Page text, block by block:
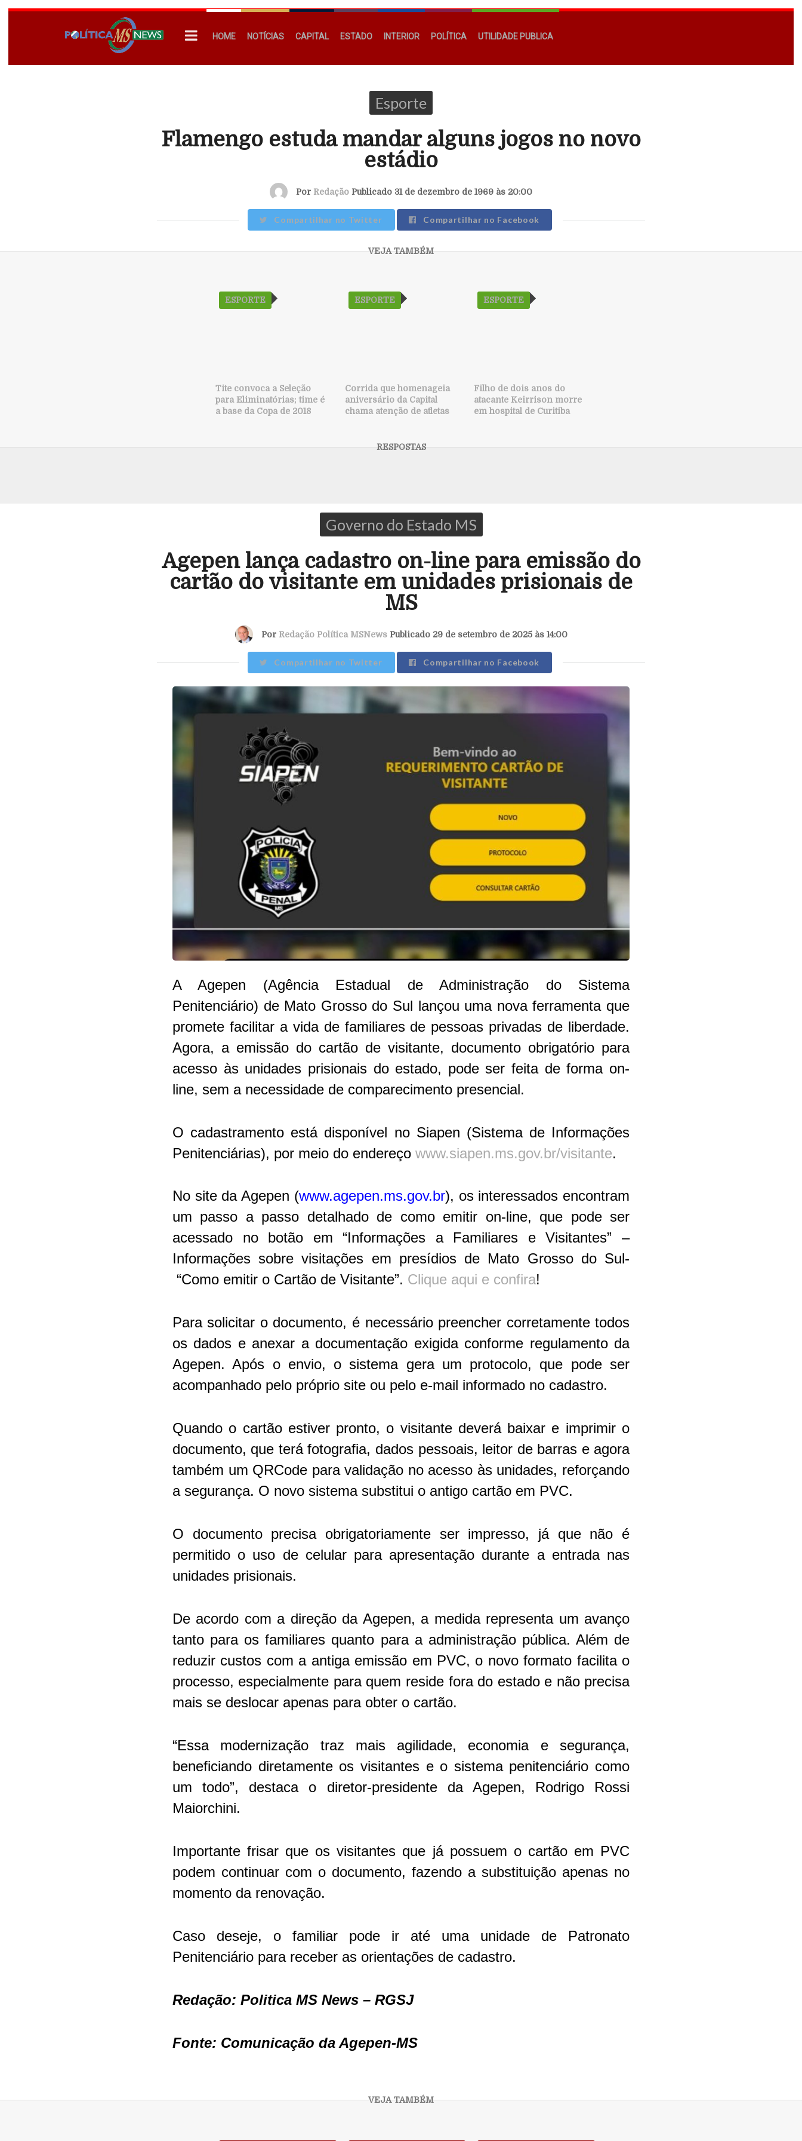
HOME NOTÍCIAS CAPITAL ESTADO INTERIOR POLÍTICA UTILIDADE PUBLICA
Esporte
Flamengo estuda mandar alguns jogos no novo
estádio
Por Redação Publicado 31 de dezembro de 1969 às 20:00
Compartilhar no Twitter Compartilhar no Facebook
ESPORTE
Tite convoca a Seleção
para Eliminatórias; time é
a base da Copa de 2018
ESPORTE
Corrida que homenageia
aniversário da Capital
chama atenção de atletas
ESPORTE
Filho de dois anos do
atacante Keirrison morre
em hospital de Curitiba
Governo do Estado MS
Agepen lança cadastro on-line para emissão do
cartão do visitante em unidades prisionais de
MS
Por Redação Política MSNewsPublicado 29 de setembro de 2025 às 14:00
Compartilhar no Twitter Compartilhar no Facebook
A Agepen (Agência Estadual de Administração do Sistema
Penitenciário) de Mato Grosso do Sul lançou uma nova ferramenta que
promete facilitar a vida de familiares de pessoas privadas de liberdade.
Agora, a emissão do cartão de visitante, documento obrigatório para
acesso às unidades prisionais do estado, pode ser feita de forma on-
line, sem a necessidade de comparecimento presencial.
O cadastramento está disponível no Siapen (Sistema de Informações
Penitenciárias), por meio do endereço www.siapen.ms.gov.br/visitante.
No site da Agepen (www.agepen.ms.gov.br), os interessados encontram
um passo a passo detalhado de como emitir on-line, que pode ser
acessado no botão em “Informações a Familiares e Visitantes” –
Informações sobre visitações em presídios de Mato Grosso do Sul-
“Como emitir o Cartão de Visitante”. Clique aqui e confira!
Para solicitar o documento, é necessário preencher corretamente todos
os dados e anexar a documentação exigida conforme regulamento da
Agepen. Após o envio, o sistema gera um protocolo, que pode ser
acompanhado pelo próprio site ou pelo e-mail informado no cadastro.
Quando o cartão estiver pronto, o visitante deverá baixar e imprimir o
documento, que terá fotografia, dados pessoais, leitor de barras e agora
também um QRCode para validação no acesso às unidades, reforçando
a segurança. O novo sistema substitui o antigo cartão em PVC.
O documento precisa obrigatoriamente ser impresso, já que não é
permitido o uso de celular para apresentação durante a entrada nas
unidades prisionais.
De acordo com a direção da Agepen, a medida representa um avanço
tanto para os familiares quanto para a administração pública. Além de
reduzir custos com a antiga emissão em PVC, o novo formato facilita o
processo, especialmente para quem reside fora do estado e não precisa
mais se deslocar apenas para obter o cartão.
“Essa modernização traz mais agilidade, economia e segurança,
beneficiando diretamente os visitantes e o sistema penitenciário como
um todo”, destaca o diretor-presidente da Agepen, Rodrigo Rossi
Maiorchini.
Importante frisar que os visitantes que já possuem o cartão em PVC
podem continuar com o documento, fazendo a substituição apenas no
momento da renovação.
Caso deseje, o familiar pode ir até uma unidade de Patronato
Penitenciário para receber as orientações de cadastro.
Redação: Politica MS News – RGSJ
Fonte: Comunicação da Agepen-MS